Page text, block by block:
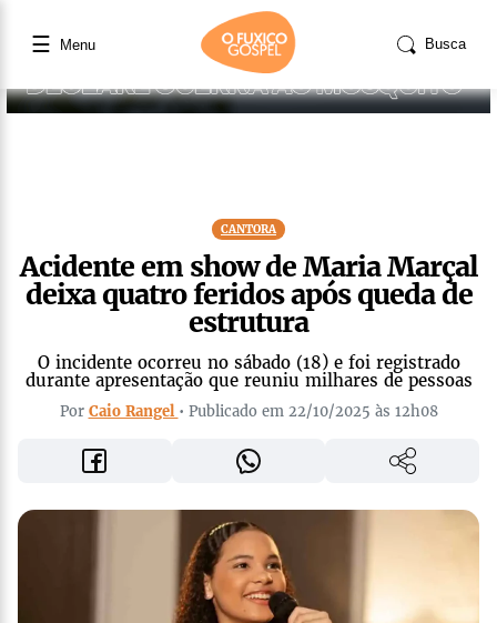
☰ Menu Busca
CANTORA
Acidente em show de Maria Marçal
deixa quatro feridos após queda de
estrutura
O incidente ocorreu no sábado (18) e foi registrado
durante apresentação que reuniu milhares de pessoas
Por Caio Rangel • Publicado em 22/10/2025 às 12h08